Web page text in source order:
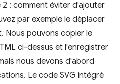
: comment éviter d'ajouter
par exemple le déplacer
Nous pouvons copier le
ci-dessus et l'enregistrer
nous devons d'abord
Le code SVG intégré